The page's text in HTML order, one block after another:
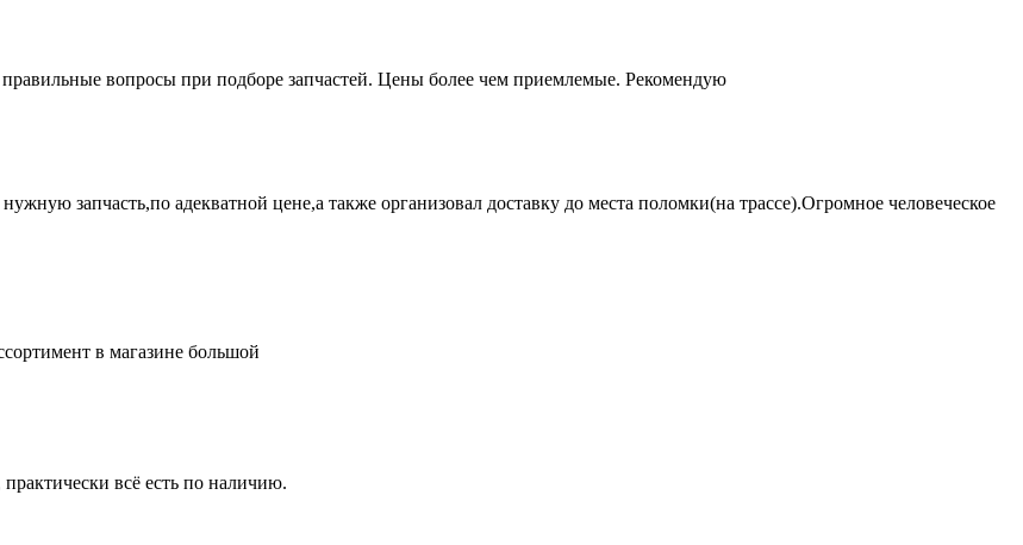
вопросы при подборе запчастей. Цены более чем приемлемые. Рекомендую
запчасть,по адекватной цене,а также организовал доставку до места поломки(на трассе).Огромное человеческое
в магазине большой
всё есть по наличию.